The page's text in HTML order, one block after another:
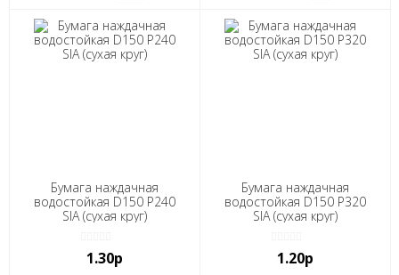
Бумага наждачная
водостойкая D150 Р240
SIA (сухая круг)
1.30р
Бумага наждачная
водостойкая D150 Р320
SIA (сухая круг)
1.20р